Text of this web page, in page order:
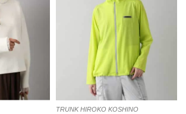
TRUNK HIROKO KOSHINO